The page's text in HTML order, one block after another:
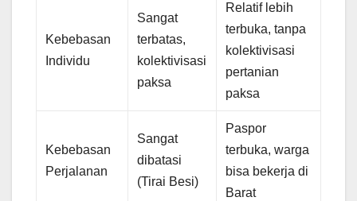
Kebebasan
Individu
Sangat
terbatas,
kolektivisasi
paksa
Relatif lebih
terbuka, tanpa
kolektivisasi
pertanian
paksa
Kebebasan
Perjalanan
Sangat
dibatasi
(Tirai Besi)
Paspor
terbuka, warga
bisa bekerja di
Barat